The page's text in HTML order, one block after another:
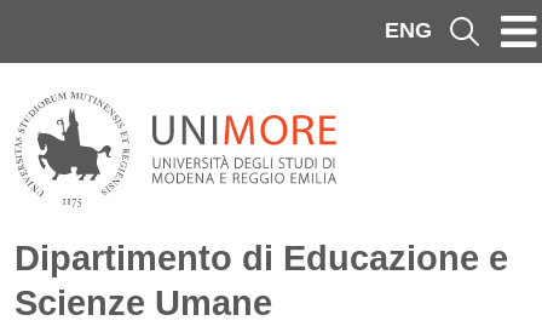
ENG Cerca
Dipartimento di Educazione e
Scienze Umane